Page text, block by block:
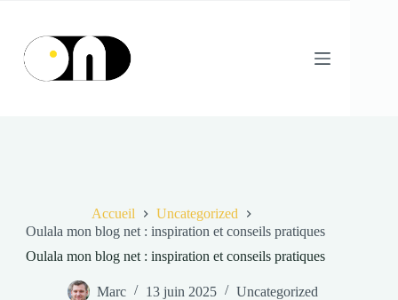
contenu
Accueil
Uncategorized
Oulala mon blog net : inspiration et conseils pratiques
Oulala mon blog net : inspiration et conseils pratiques
Marc 13 juin 2025 Uncategorized